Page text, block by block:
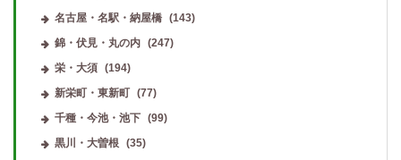
名古屋・名駅・納屋橋
(143)
錦・伏見・丸の内
(247)
栄・大須
(194)
新栄町・東新町
(77)
千種・今池・池下
(99)
黒川・大曽根
(35)